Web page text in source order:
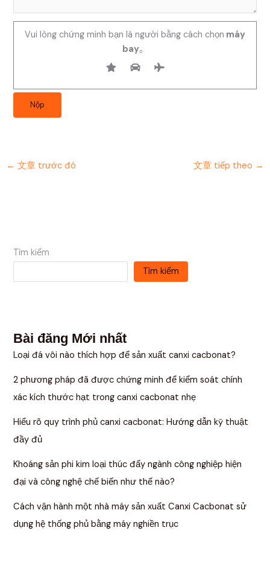
Tìm kiếm
Tìm kiếm
Bài đăng Mới nhất
Loại đá vôi nào thích hợp để sản xuất canxi cacbonat?
2 phương pháp đã được chứng minh để kiểm soát chính
xác kích thước hạt trong canxi cacbonat nhẹ
Hiểu rõ quy trình phủ canxi cacbonat: Hướng dẫn kỹ thuật
đầy đủ
Khoáng sản phi kim loại thúc đẩy ngành công nghiệp hiện
đại và công nghệ chế biến như thế nào?
Cách vận hành một nhà máy sản xuất Canxi Cacbonat sử
dụng hệ thống phủ bằng máy nghiền trục
Vui lòng chứng minh bạn là người bằng cách chọn máy
bay。
← 文章 trước đó 文章 tiếp theo →